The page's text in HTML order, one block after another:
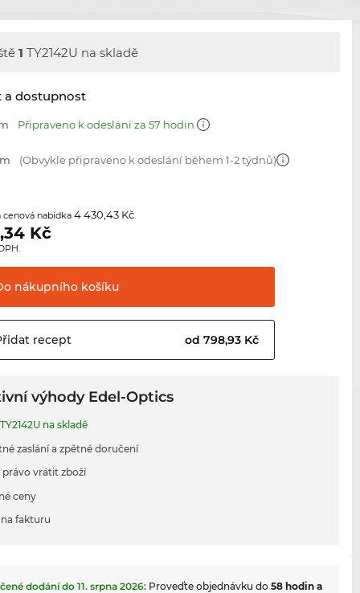
1 TY2142U na skladě
a dostupnost
Připraveno k odeslání za 57 hodin
(Obvykle připraveno k odeslání během 1-2 týdnů)
cenová nabídka4 430,43 Kč
Kč
nákupního košíku
recept od 798,93 Kč
výhody Edel-Optics
TY2142U na skladě
zaslání a zpětné doručení
právo vrátit zboží
ceny
fakturu
dodání do11. srpna 2026: Proveďte objednávku do58 hodin a